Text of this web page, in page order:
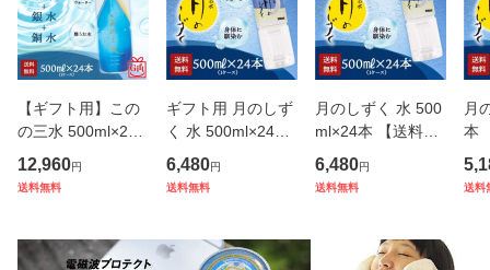
【ギフト用】この
の三水 500ml×24
本入 天然水 温泉水
ミネラルウォータ
の里【送料無料】
12,960円
送料無料
ギフト用 月のしず
く 水 500ml×24本
【送料無料】ゆの
里 温泉水 ミネラル
6,480円
送料無料
月のしずく 水 500
ml×24本 【送料無
料】ゆの里 温泉水
ミネラルウォータ
6,480円
送料無料
月
本
ゆ
ラ
送料